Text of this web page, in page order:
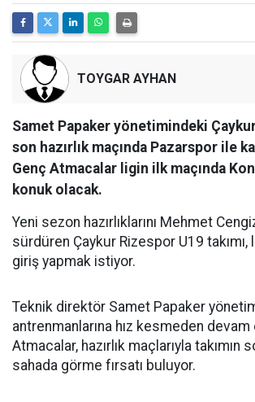
TOYGAR AYHAN
Samet Papaker yönetimindeki
son hazırlık maçında Pazarspor ile
Genç Atmacalar ligin ilk maçında
konuk olacak.
Yeni sezon hazırlıklarını Mehmet
sürdüren Çaykur Rizespor U19 takımı,
giriş yapmak istiyor.
Teknik direktör Samet Papaker
antrenmanlarına hız kesmeden
Atmacalar, hazırlık maçlarıyla takımın
sahada görme fırsatı buluyor.